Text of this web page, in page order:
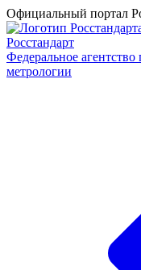
Официальный портал
Росстандарт
Федеральное
метрологии